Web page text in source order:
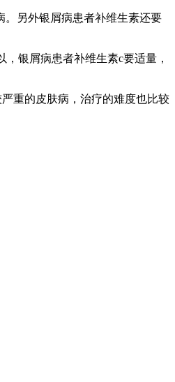
。另外银屑病患者补维生素还要
银屑病患者补维生素c要适量，
重的皮肤病，治疗的难度也比较